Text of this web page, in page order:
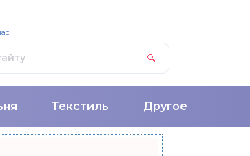
Текстиль Другое